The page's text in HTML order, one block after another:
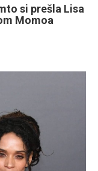
si prešla Lisa
Momoa